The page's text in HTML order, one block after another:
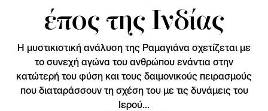
έπος της Ινδίας
Η μυστικιστική ανάλυση της Ραμαγιάνα σχετίζεται με
το συνεχή αγώνα του ανθρώπου ενάντια στην
κατώτερή του φύση και τους δαιμονικούς πειρασμούς
που διαταράσσουν τη σχέση του με τις δυνάμεις του
Ιερού...